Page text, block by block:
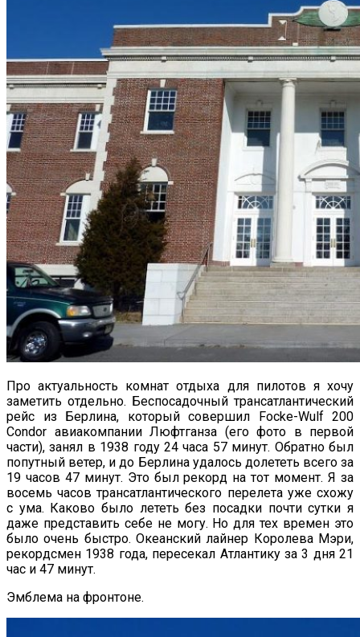
Про актуальность комнат отдыха для пилотов я хочу
заметить отдельно. Беспосадочный трансатлантический
рейс из Берлина, который совершил Focke-Wulf 200
Condor авиакомпании Люфтганза (его фото в первой
части), занял в 1938 году 24 часа 57 минут. Обратно был
попутный ветер, и до Берлина удалось долететь всего за
19 часов 47 минут. Это был рекорд на тот момент. Я за
восемь часов трансатлантического перелета уже схожу
с ума. Каково было лететь без посадки почти сутки я
даже представить себе не могу. Но для тех времен это
было очень быстро. Океанский лайнер Королева Мэри,
рекордсмен 1938 года, пересекал Атлантику за 3 дня 21
час и 47 минут.
Эмблема на фронтоне.